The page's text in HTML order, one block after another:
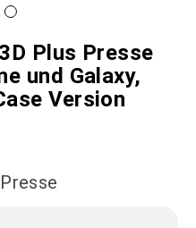
Plus Presse
und Galaxy,
Version